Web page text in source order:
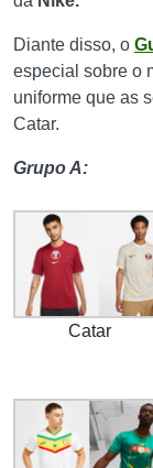
Diante disso, o
especial sobre o
uniforme que as
Catar.
Grupo A:
Catar